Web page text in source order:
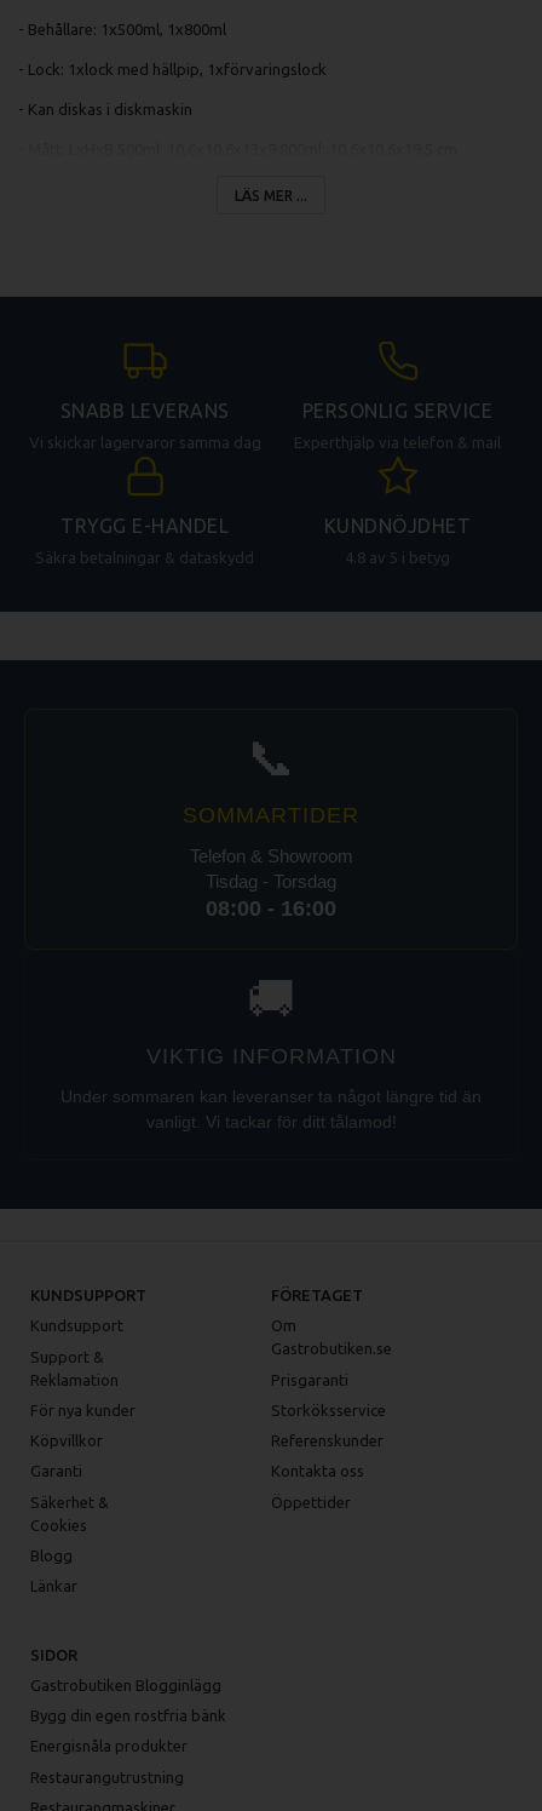
- Behållare: 1x500ml, 1x800ml
- Lock: 1xlock med hällpip, 1xförvaringslock
- Kan diskas i diskmaskin
- Vikt: 500ml: 0,139 kg 800ml: 0,193 kg
1.03 kg
LÄS MER ...
SNABB LEVERANS
Vi skickar lagervaror samma dag
PERSONLIG SERVICE
Experthjälp via telefon & mail
TRYGG E-HANDEL
Säkra betalningar & dataskydd
KUNDNÖJDHET
4.8 av 5 i betyg
📞
SOMMARTIDER
Telefon & Showroom
Tisdag - Torsdag
08:00 - 16:00
🚚
VIKTIG INFORMATION
Under sommaren kan leveranser ta något längre tid än
vanligt. Vi tackar för ditt tålamod!
KUNDSUPPORT
Kundsupport
Support &
Reklamation
För nya kunder
Köpvillkor
Garanti
Säkerhet &
Cookies
Blogg
Länkar
FÖRETAGET
Om
Gastrobutiken.se
Prisgaranti
Storköksservice
Referenskunder
Kontakta oss
Öppettider
SIDOR
Gastrobutiken Blogginlägg
Bygg din egen rostfria bänk
Energisnåla produkter
Restaurangutrustning
Restaurangmaskiner